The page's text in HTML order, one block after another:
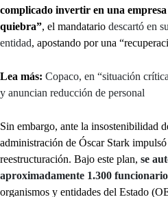
complicado invertir en una
quiebra”, el mandatario descartó en
entidad, apostando por una
Lea más: Copaco, en “situación
y anuncian reducción de personal
Sin embargo, ante la insostenibilidad
administración de Óscar Stark
reestructuración. Bajo este plan, se
aproximadamente 1.300
organismos y entidades del Estado